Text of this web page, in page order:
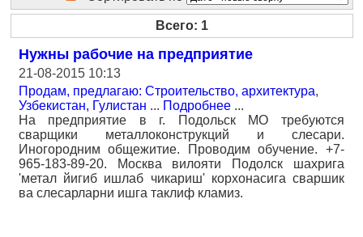
Всего: 1
Нужны рабочие на предприятие
21-08-2015 10:13
Продам, предлагаю: Строительство, архитектура,
Узбекистан, Гулистан ... Подробнее ...
На предприятие в г. Подольск МО требуются
сварщики металлоконструкций и слесари.
Иногородним общежитие. Проводим обучение. +7-
965-183-89-20. Москва вилояти Подолск шахрига
'метал йигиб ишлаб чикариш' корхонасига сваршик
ва слесарларни ишга таклиф кламиз.